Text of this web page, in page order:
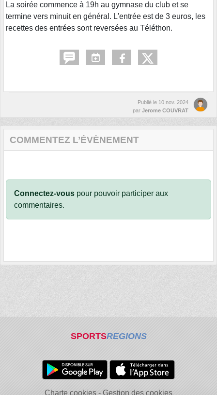
La soirée commence à 19h au gymnase du club et se
termine vers minuit en général. L'entrée est de 3 euros, les
recettes des entrées sont reversées au Téléthon.
Publié le 10 nov. 2024
par Jerome COUVRAT
COMMENTEZ L’ÉVÈNEMENT
Connectez-vous pour pouvoir participer aux
commentaires.
SPORTSREGIONS
Charte cookies Gestion des cookies